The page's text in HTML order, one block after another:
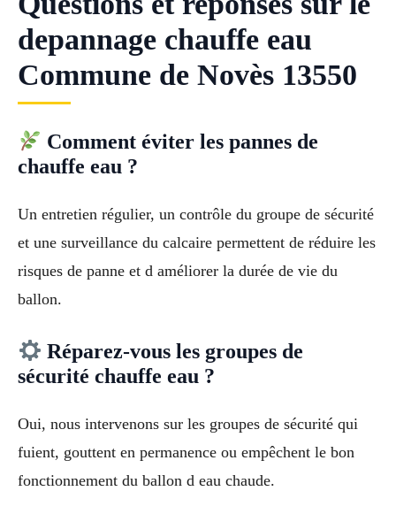
depannage chauffe eau
Commune de Novès 13550
Comment éviter les pannes de
chauffe eau ?
Un entretien régulier, un contrôle du groupe de sécurité
et une surveillance du calcaire permettent de réduire les
risques de panne et d améliorer la durée de vie du
ballon.
Réparez-vous les groupes de
sécurité chauffe eau ?
Oui, nous intervenons sur les groupes de sécurité qui
fuient, gouttent en permanence ou empêchent le bon
fonctionnement du ballon d eau chaude.